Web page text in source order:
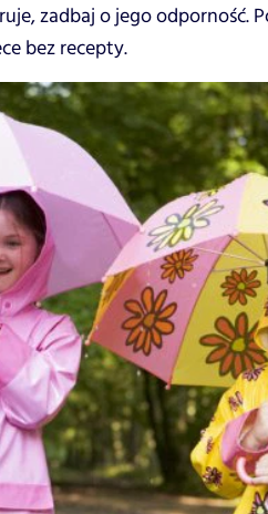
zadbaj o jego odporność.
bez recepty.